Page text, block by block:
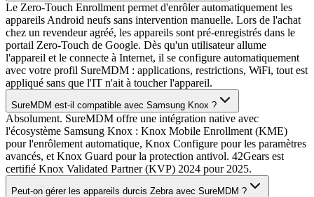
Le Zero-Touch Enrollment permet d'enrôler automatiquement les
appareils Android neufs sans intervention manuelle. Lors de l'achat
chez un revendeur agréé, les appareils sont pré-enregistrés dans le
portail Zero-Touch de Google. Dès qu'un utilisateur allume
l'appareil et le connecte à Internet, il se configure automatiquement
avec votre profil SureMDM : applications, restrictions, WiFi, tout est
appliqué sans que l'IT n'ait à toucher l'appareil.
SureMDM est-il compatible avec Samsung Knox ?
Absolument. SureMDM offre une intégration native avec
l'écosystème Samsung Knox : Knox Mobile Enrollment (KME)
pour l'enrôlement automatique, Knox Configure pour les paramètres
avancés, et Knox Guard pour la protection antivol. 42Gears est
certifié Knox Validated Partner (KVP) 2024 pour 2025.
Peut-on gérer les appareils durcis Zebra avec SureMDM ?